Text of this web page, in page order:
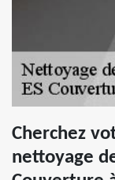
Cherchez
nettoyage